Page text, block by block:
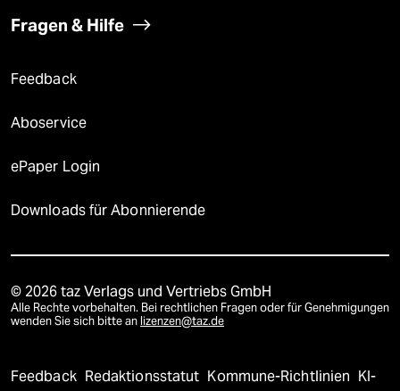
Fragen & Hilfe
Feedback
Aboservice
ePaper Login
Downloads für Abonnierende
© 2026 taz Verlags und Vertriebs GmbH
Alle Rechte vorbehalten. Bei rechtlichen Fragen oder für Genehmigungen
wenden Sie sich bitte an lizenzen@taz.de
Feedback Redaktionsstatut Kommune-Richtlinien KI-